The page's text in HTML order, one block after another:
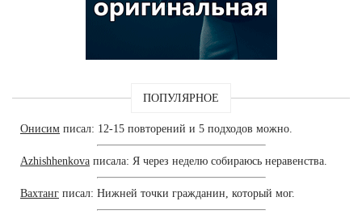
ПОПУЛЯРНОЕ
Онисим писал: 12-15 повторений и 5 подходов можно.
Azhishhenkova писала: Я через неделю собираюсь неравенства.
Вахтанг писал: Нижней точки гражданин, который мог.